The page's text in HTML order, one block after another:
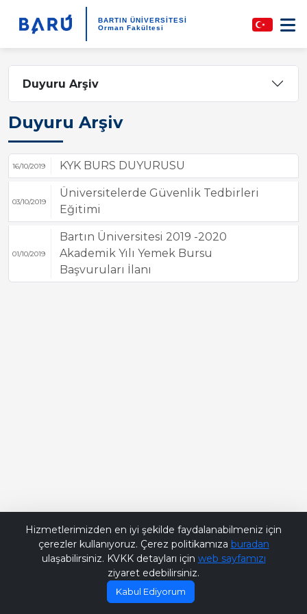
BARTIN ÜNİVERSİTESİ
Orman Fakültesi
Duyuru Arşiv
Duyuru Arşiv
16/10/2019 KYK BURS DUYURUSU
03/10/2019
Üniversitelerde Güvenlik Tedbirleri
Eğitimi
01/10/2019
Bartın Üniversitesi 2019 -2020
Akademik Yılı Yemek Bursu
Başvuruları İlanı
Hizmetlerimizden en iyi şekilde faydalanabilmeniz için
çerezler kullanıyoruz. Çerez politikamıza buradan
ulaşabilirsiniz. KVKK detayları için web sayfamızı
ziyaret edebilirsiniz.
Kabul Ediyorum
Bana Soru Sor | Ask Me